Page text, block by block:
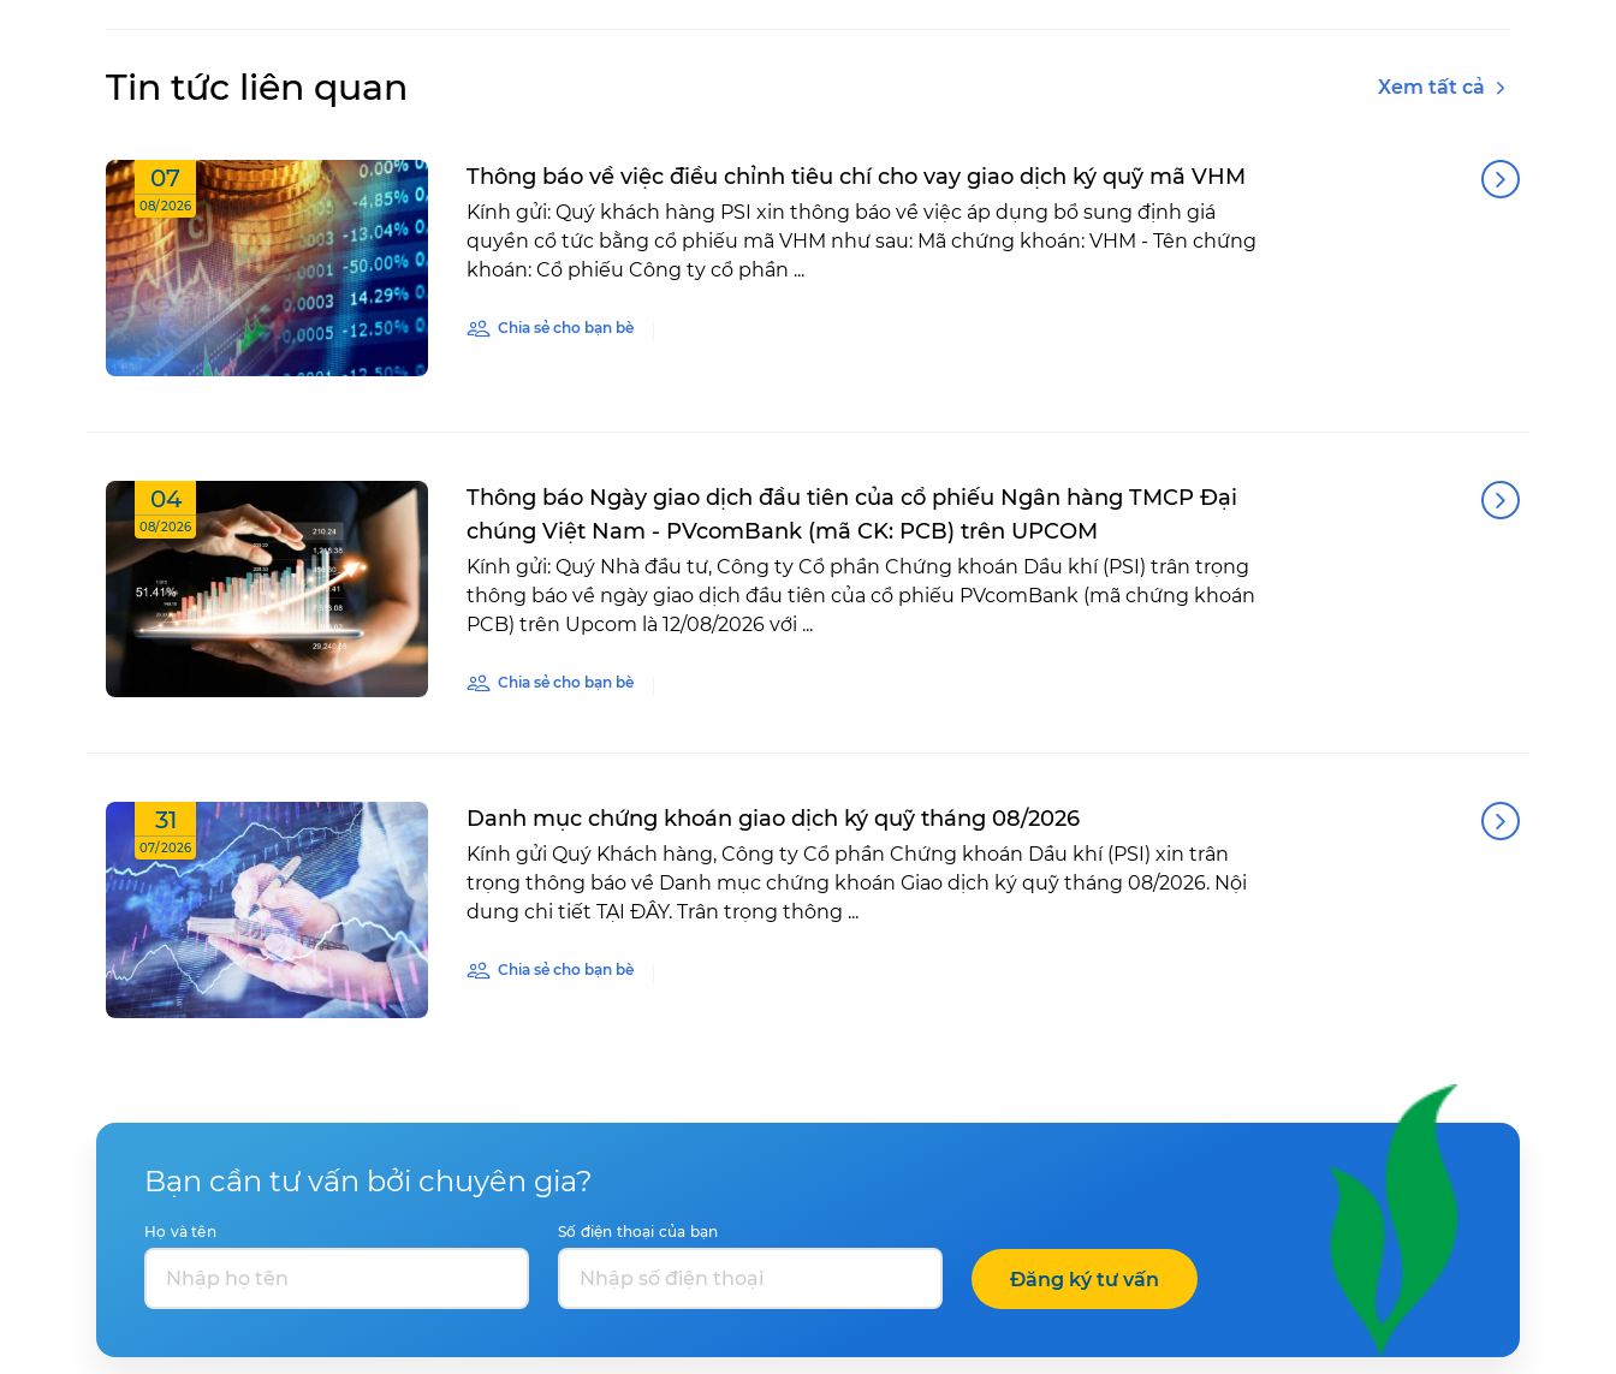
Tin tức liên quan Xem tất cả
07
08/2026
Thông báo về việc điều chỉnh tiêu chí cho vay giao dịch ký quỹ mã VHM
Kính gửi: Quý khách hàng PSI xin thông báo về việc áp dụng bổ sung định giá
quyền cổ tức bằng cổ phiếu mã VHM như sau: Mã chứng khoán: VHM - Tên chứng
khoán: Cổ phiếu Công ty cổ phần ...
Chia sẻ cho bạn bè
04
08/2026
Thông báo Ngày giao dịch đầu tiên của cổ phiếu Ngân hàng TMCP Đại
chúng Việt Nam - PVcomBank (mã CK: PCB) trên UPCOM
Kính gửi: Quý Nhà đầu tư, Công ty Cổ phần Chứng khoán Dầu khí (PSI) trân trọng
thông báo về ngày giao dịch đầu tiên của cổ phiếu PVcomBank (mã chứng khoán
PCB) trên Upcom là 12/08/2026 với ...
Chia sẻ cho bạn bè
31
07/2026
Danh mục chứng khoán giao dịch ký quỹ tháng 08/2026
Kính gửi Quý Khách hàng, Công ty Cổ phần Chứng khoán Dầu khí (PSI) xin trân
trọng thông báo về Danh mục chứng khoán Giao dịch ký quỹ tháng 08/2026. Nội
dung chi tiết TẠI ĐÂY. Trân trọng thông ...
Chia sẻ cho bạn bè
Bạn cần tư vấn bởi chuyên gia?
Họ và tên Số điện thoại của bạn
Đăng ký tư vấn